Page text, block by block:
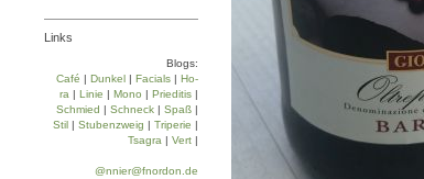
Links
Blogs:
Café | Dun­kel | Facials | Ho­
ra | Linie | Mo­no | Prie­di­tis |
Schmied | Schneck | Spaß |
Stil | Stu­ben­zweig | Tri­pe­rie |
Tsa­gra | Vert |
@nnier@fnordon.de